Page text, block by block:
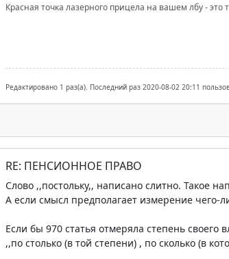
Красная точка лазерного прицела на вашем лбу - это
Редактировано 1 раз(а). Последний раз 2020-08-02 20:11
RE: ПЕНСИОННОЕ ПРАВО
Слово ,,постольку,, написано слитно. Такое
А если смысл предполагает измерение чего-
Если бы 970 статья отмеряла степень
,,по столько (в той степени) , по сколько (в